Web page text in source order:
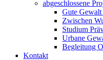
abgeschlossene
Gute
Zwischen
Studium
Urbane
Begleitung
Kontakt